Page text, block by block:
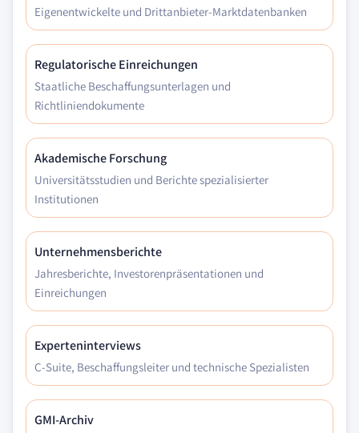
Eigenentwickelte und Drittanbieter-Marktdatenbanken
Regulatorische Einreichungen
Staatliche Beschaffungsunterlagen und
Richtliniendokumente
Akademische Forschung
Universitätsstudien und Berichte spezialisierter
Institutionen
Unternehmensberichte
Jahresberichte, Investorenpräsentationen und
Einreichungen
Experteninterviews
C-Suite, Beschaffungsleiter und technische Spezialisten
GMI-Archiv